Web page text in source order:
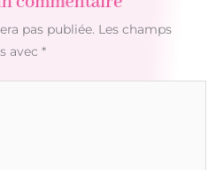
pas publiée. Les champs
avec *